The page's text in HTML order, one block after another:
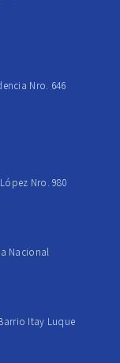
Nro. 646
Nro. 980
Nacional
Itay Luque